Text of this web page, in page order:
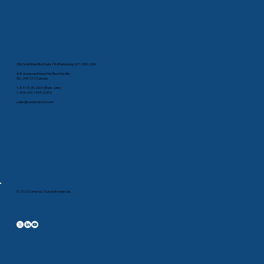
35A Smithfield Blvd Suite 180Plattsburg, NY 12901, USA
88, boulevard Industriel, Boucherville
QC, J4B 2X2 Canada
1-877-825-2007 (États-Unis)
1-800-603-1454 (CAN)
sales@comprodcom.com
© 2023 Comprod. Tous droits réservés.